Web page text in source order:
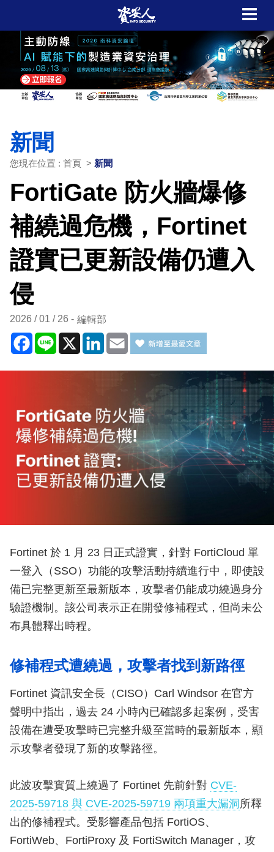
新聞
您現在位置 : 首頁 > 新聞
FortiGate 防火牆爆修
補繞過危機，Fortinet
證實已更新設備仍遭入
侵
2026 / 01 / 26 編輯部
Facebook
Line X LinkedIn
Email
Fortinet 於 1 月 23 日正式證實，針對 FortiCloud 單
一登入（SSO）功能的攻擊活動持續進行中，即使設
備已完整更新至最新版本，攻擊者仍能成功繞過身分
驗證機制。該公司表示正在開發修補程式，但尚未公
布具體釋出時程。
修補程式遭繞過，攻擊者找到新路徑
Fortinet 資訊安全長（CISO）Carl Windsor 在官方
聲明中指出，過去 24 小時內已確認多起案例，受害
設備在遭受攻擊時已完整升級至當時的最新版本，顯
示攻擊者發現了新的攻擊路徑。
此波攻擊實質上繞過了 Fortinet 先前針對 CVE-
2025-59718 與 CVE-2025-59719 兩項重大漏洞 所釋
出的修補程式。受影響產品包括 FortiOS、
FortiWeb、FortiProxy 及 FortiSwitch Manager，攻